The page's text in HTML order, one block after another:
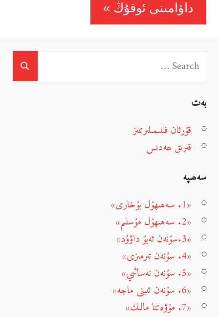
داۋامىنى ئوقۇڭ
بەت
قۇرئان فىلىمىلىرىمىز
قىرىق ھەدىس
سەھىپە
«1. سەھىھۇل بۇخارى»
«2. سەھىھۇل مۇسلىم»
«3.سۇنەن ئەبۇ داۋۇد»
«4. سۇنەن تىرمىزى»
«5. سۇنەن نەسائىي»
«6. سۇنەن ئىبنى ماجە»
«7. مۇۋەتتا مالىك»